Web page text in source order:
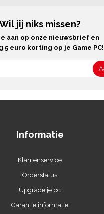
Wil jij niks missen?
aan op onze nieuwsbrief en
5 euro korting op je Game PC!
Informatie
Klantenservice
Orderstatus
Upgrade je pc
Garantie informatie